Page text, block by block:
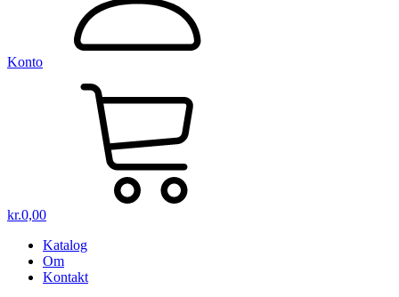
Konto
kr.0,00
Katalog
Om
Kontakt